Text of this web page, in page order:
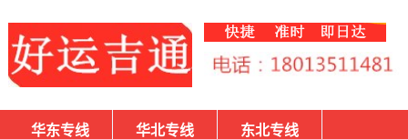
华东专线 华北专线 东北专线